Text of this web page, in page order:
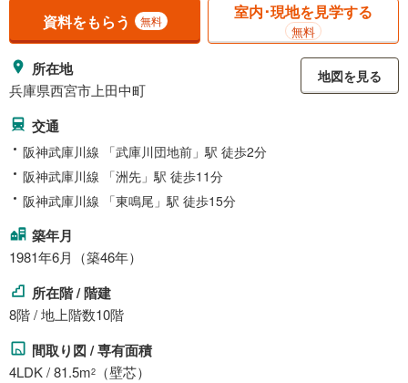
資料をもらう 無料 室内･現地を見学する
無料
所在地
兵庫県西宮市上田中町
地図を見る
交通
阪神武庫川線 「武庫川団地前」駅 徒歩2分
阪神武庫川線 「洲先」駅 徒歩11分
阪神武庫川線 「東鳴尾」駅 徒歩15分
築年月
1981年6月（築46年）
所在階 / 階建
8階 / 地上階数10階
間取り図 / 専有面積
4LDK / 81.5m2 （壁芯）